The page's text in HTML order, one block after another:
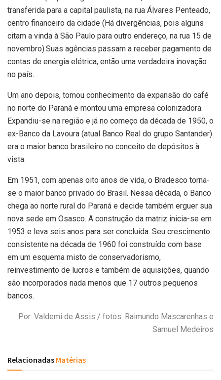
transferida para a capital paulista, na rua Álvares Penteado,
centro financeiro da cidade (Há divergências, pois alguns
citam a vinda à São Paulo para outro endereço, na rua 15 de
novembro).Suas agências passam a receber pagamento de
contas de energia elétrica, então uma verdadeira inovação
no país.
Um ano depois, tomou conhecimento da expansão do café
no norte do Paraná e montou uma empresa colonizadora.
Expandiu-se na região e já no começo da década de 1950, o
ex-Banco da Lavoura (atual Banco Real do grupo Santander)
era o maior banco brasileiro no conceito de depósitos à
vista.
Em 1951, com apenas oito anos de vida, o Bradesco torna-
se o maior banco privado do Brasil. Nessa década, o Banco
chega ao norte rural do Paraná e decide também erguer sua
nova sede em Osasco. A construção da matriz inicia-se em
1953 e leva seis anos para ser concluída. Seu crescimento
consistente na década de 1960 foi construído com base
em um esquema misto de conservadorismo,
reinvestimento de lucros e também de aquisições, quando
são incorporados nada menos que 17 outros pequenos
bancos.
Por: Valdemi de Assis / fotos: Raimundo Mascarenhas e
Samuel Medeiros
Relacionadas Matérias